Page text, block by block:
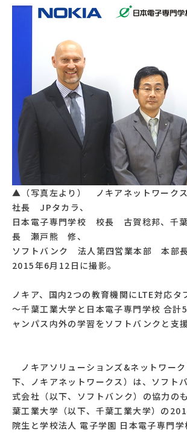
▲（写真左より） ノキアネットワーク
社長 JPタカラ、
日本電子専門学校 校長 古賀稔邦、千
長 瀬戸熊 修、
ソフトバンク 法人第四営業本部 本部
2015年6月12日に撮影。
ノキア、国内2つの教育機関にLTE対応タ
～千葉工業大学と日本電子専門学校 合計
ャンパス内外の学習をソフトバンクと支
ノキアソリューションズ&ネットワー
下、ノキアネットワークス）は、ソフト
式会社（以下、ソフトバンク）の協力の
葉工業大学（以下、千葉工業大学）の
院生と学校法人 電子学園 日本電子専門学